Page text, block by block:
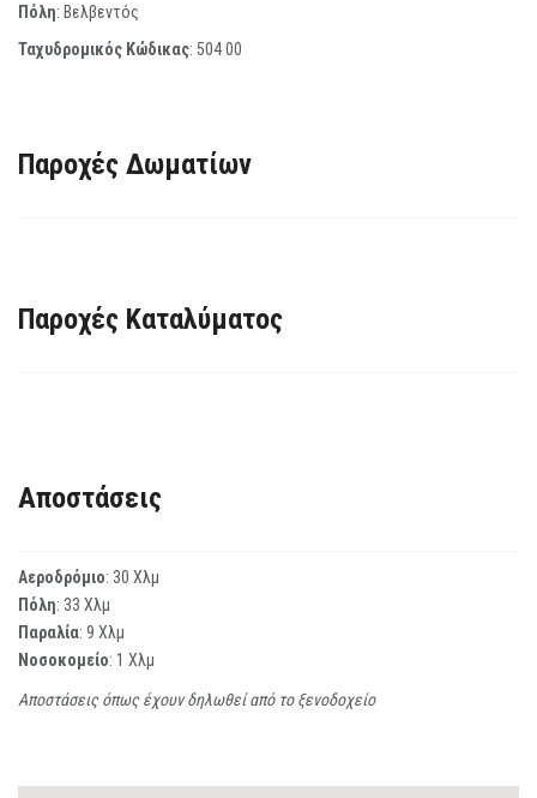
Πόλη: Βελβεντός
Ταχυδρομικός Κώδικας: 504 00
Παροχές Δωματίων
Παροχές Καταλύματος
Αποστάσεις
Αεροδρόμιο: 30 Χλμ
Πόλη: 33 Χλμ
Παραλία: 9 Χλμ
Νοσοκομείο: 1 Χλμ
Αποστάσεις όπως έχουν δηλωθεί από το ξενοδοχείο